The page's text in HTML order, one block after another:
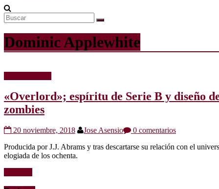
Dominic Applewhite
«Overlord»; espíritu de Serie B y diseño
zombies
20 noviembre, 2018 Jose Asensio
0 comentarios
Producida por J.J. Abrams y tras descartarse su relación con el
elogiada de los ochenta.